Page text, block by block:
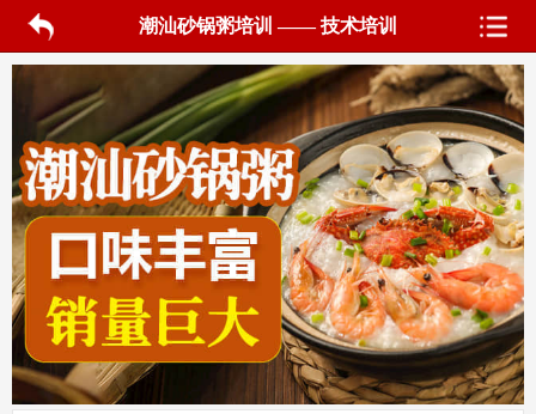
潮汕砂锅粥培训 —— 技术培训